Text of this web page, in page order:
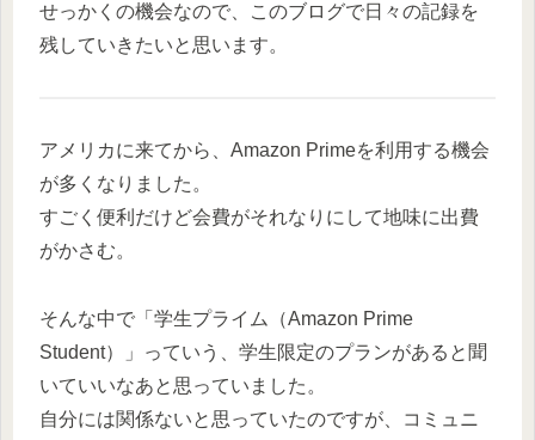
せっかくの機会なので、このブログで日々の記録を
残していきたいと思います。
アメリカに来てから、Amazon Primeを利用する機会
が多くなりました。
すごく便利だけど会費がそれなりにして地味に出費
がかさむ。
そんな中で「学生プライム（Amazon Prime
Student）」っていう、学生限定のプランがあると聞
いていいなあと思っていました。
自分には関係ないと思っていたのですが、コミュニ